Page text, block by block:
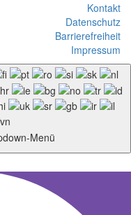
Kontakt
Datenschutz
Barrierefreiheit
Impressum